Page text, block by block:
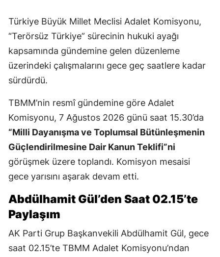
Türkiye Büyük Millet Meclisi Adalet Komisyonu,
“Terörsüz Türkiye” sürecinin hukuki ayağı
kapsamında gündemine gelen düzenleme
üzerindeki çalışmalarını gece geç saatlere kadar
sürdürdü.
TBMM’nin resmî gündemine göre Adalet
Komisyonu, 7 Ağustos 2026 günü saat 15.30’da
“Milli Dayanışma ve Toplumsal Bütünleşmenin
Güçlendirilmesine Dair Kanun Teklifi”ni
görüşmek üzere toplandı. Komisyon mesaisi
gece yarısını aşarak devam etti.
Abdülhamit Gül’den Saat 02.15’te
Paylaşım
AK Parti Grup Başkanvekili Abdülhamit Gül, gece
saat 02.15’te TBMM Adalet Komisyonu’ndan